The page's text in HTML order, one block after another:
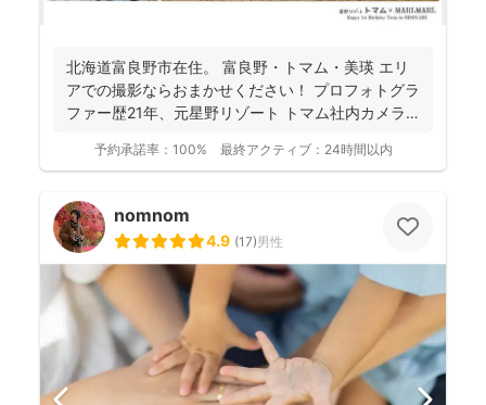
北海道富良野市在住。 富良野・トマム・美瑛 エリ
アでの撮影ならおまかせください！ プロフォトグラ
ファー歴21年、元星野リゾート トマム社内カメラ
予約承諾率： 100% 最終アクティブ： 24時間以内
nomnom
4.9 (17)男性